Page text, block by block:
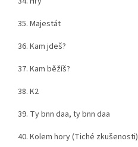
35. Majestát
36. Kam jdeš?
37. Kam běžíš?
38. K2
39. Ty bnn daa, ty bnn daa
40. Kolem hory (Tiché zkušenosti)